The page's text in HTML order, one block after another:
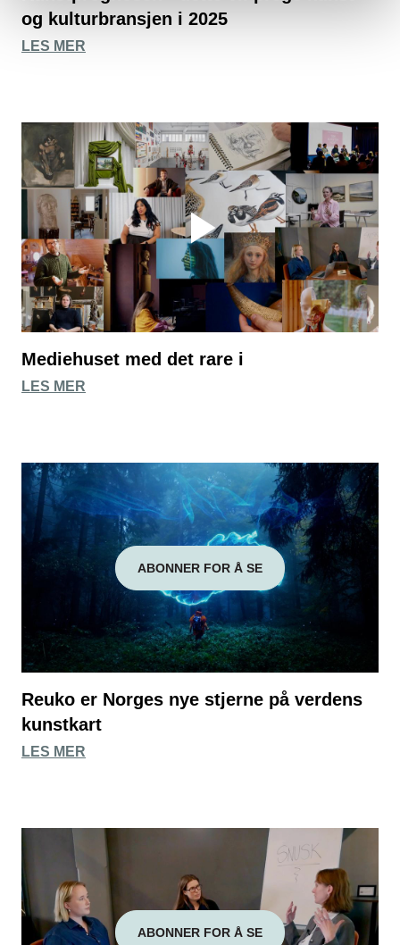
og kulturbransjen i 2025
LES MER
Mediehuset med det rare i
LES MER
ABONNER FOR Å SE
Reuko er Norges nye stjerne på verdens
kunstkart
LES MER
ABONNER FOR Å SE